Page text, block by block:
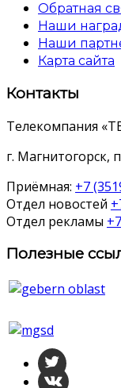
Обратная
Наши
Наши
Карта сайта
Контакты
Телекомпания
г. Магнитогорск,
Приёмная: +7
Отдел новостей
Отдел рекламы
Полезные